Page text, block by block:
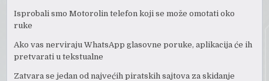
Isprobali smo Motorolin telefon koji se može omotati oko
ruke
Ako vas nerviraju WhatsApp glasovne poruke, aplikacija će ih
pretvarati u tekstualne
Zatvara se jedan od najvećih piratskih sajtova za skidanje